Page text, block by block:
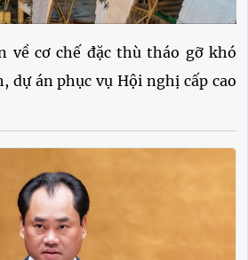
về cơ chế đặc thù tháo gỡ khó
dự án phục vụ Hội nghị cấp cao